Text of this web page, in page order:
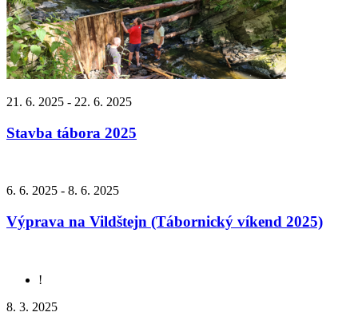
21. 6. 2025 - 22. 6. 2025
Stavba tábora 2025
6. 6. 2025 - 8. 6. 2025
Výprava na Vildštejn (Tábornický víkend 2025)
!
8. 3. 2025